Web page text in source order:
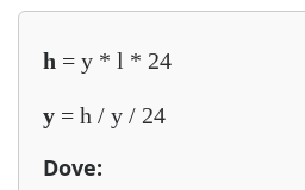
h = y * l * 24
y = h / y / 24
Dove: